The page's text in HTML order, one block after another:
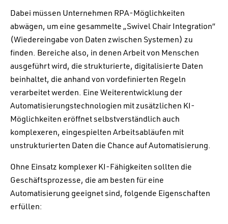
Dabei müssen Unternehmen RPA-Möglichkeiten
abwägen, um eine gesammelte „Swivel Chair Integration“
(Wiedereingabe von Daten zwischen Systemen) zu
finden. Bereiche also, in denen Arbeit von Menschen
ausgeführt wird, die strukturierte, digitalisierte Daten
beinhaltet, die anhand von vordefinierten Regeln
verarbeitet werden. Eine Weiterentwicklung der
Automatisierungstechnologien mit zusätzlichen KI-
Möglichkeiten eröffnet selbstverständlich auch
komplexeren, eingespielten Arbeitsabläufen mit
unstrukturierten Daten die Chance auf Automatisierung.
Ohne Einsatz komplexer KI-Fähigkeiten sollten die
Geschäftsprozesse, die am besten für eine
Automatisierung geeignet sind, folgende Eigenschaften
erfüllen: